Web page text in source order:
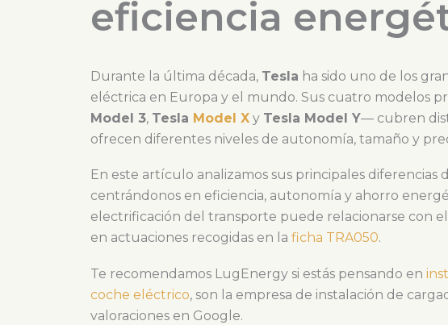
eficiencia
Durante la última década, Tesla ha sido uno de los
eléctrica en Europa y el mundo. Sus cuatro modelos
Model 3, Tesla Model X y Tesla Model Y— cubren
ofrecen diferentes niveles de autonomía, tamaño y
En este artículo analizamos sus principales
centrándonos en eficiencia, autonomía y ahorro
electrificación del transporte puede relacionarse con el
en actuaciones recogidas en la ficha TRA050.
Te recomendamos LugEnergy si estás pensando en
coche eléctrico, son la empresa de instalación de
valoraciones en Google.